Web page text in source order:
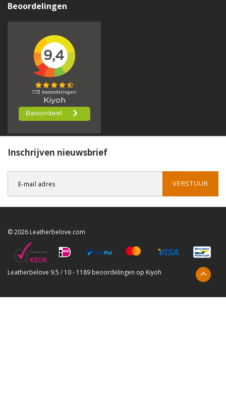
Beoordelingen
Inschrijven nieuwsbrief
VERSTUUR
© 2026 Leatherbelove.com
Leatherbelove 9.5 / 10- 1189 beoordelingen op Kiyoh